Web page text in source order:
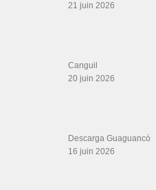
21 juin 2026
Canguil
20 juin 2026
Descarga Guaguancó
16 juin 2026